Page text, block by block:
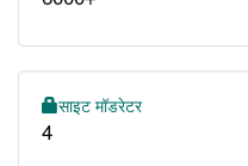
साइट मॉडरेटर
4